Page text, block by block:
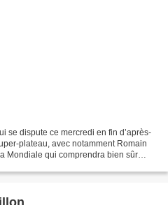
se dispute ce mercredi en fin d’après-
plateau, avec notamment Romain
Mondiale qui comprendra bien sûr